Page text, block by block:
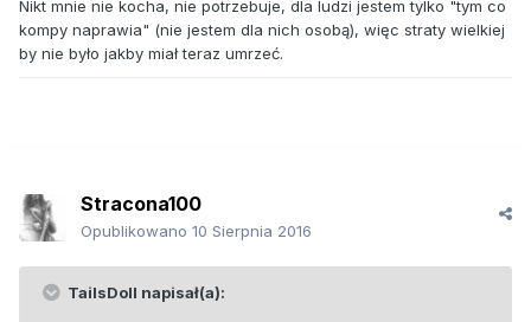
Nikt mnie nie kocha, nie potrzebuje, dla ludzi jestem tylko "tym co
kompy naprawia" (nie jestem dla nich osobą), więc straty wielkiej
by nie było jakby miał teraz umrzeć.
Stracona100
Opublikowano 10 Sierpnia 2016
TailsDoll napisał(a):